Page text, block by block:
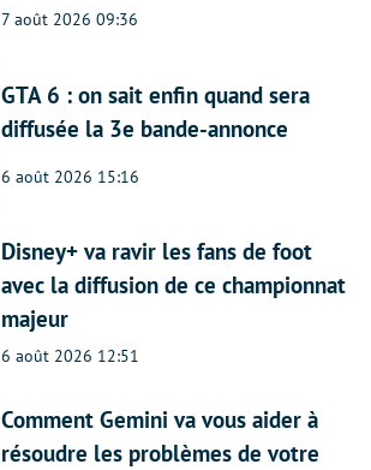
7 août 2026 09:36
GTA 6 : on sait enfin quand sera
diffusée la 3e bande-annonce
6 août 2026 15:16
Disney+ va ravir les fans de foot
avec la diffusion de ce championnat
majeur
6 août 2026 12:51
Comment Gemini va vous aider à
résoudre les problèmes de votre